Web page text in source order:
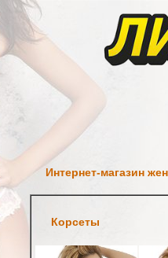
Интернет-магазин
Корсеты